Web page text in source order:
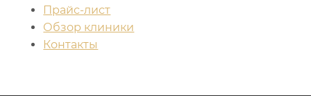
Прайс-лист
Обзор клиники
Контакты